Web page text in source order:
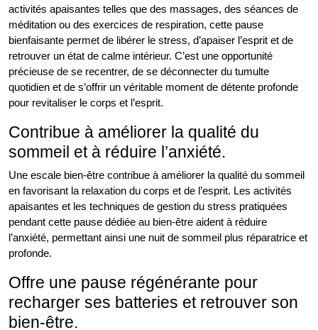
activités apaisantes telles que des massages, des séances de
méditation ou des exercices de respiration, cette pause
bienfaisante permet de libérer le stress, d’apaiser l’esprit et de
retrouver un état de calme intérieur. C’est une opportunité
précieuse de se recentrer, de se déconnecter du tumulte
quotidien et de s’offrir un véritable moment de détente profonde
pour revitaliser le corps et l’esprit.
Contribue à améliorer la qualité du
sommeil et à réduire l’anxiété.
Une escale bien-être contribue à améliorer la qualité du sommeil
en favorisant la relaxation du corps et de l’esprit. Les activités
apaisantes et les techniques de gestion du stress pratiquées
pendant cette pause dédiée au bien-être aident à réduire
l’anxiété, permettant ainsi une nuit de sommeil plus réparatrice et
profonde.
Offre une pause régénérante pour
recharger ses batteries et retrouver son
bien-être.